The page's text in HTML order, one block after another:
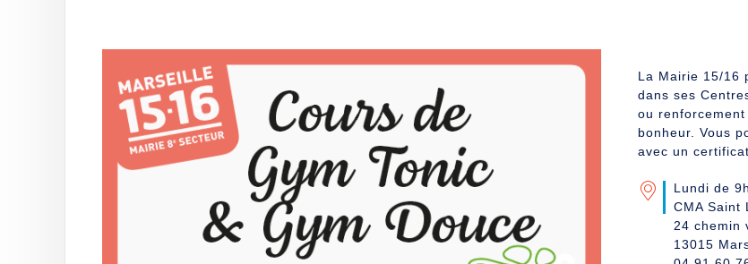
La Mairie 15/16
dans ses
ou
bonheur. Vous
avec un
Lundi de
CMA Saint
24 chemin
13015